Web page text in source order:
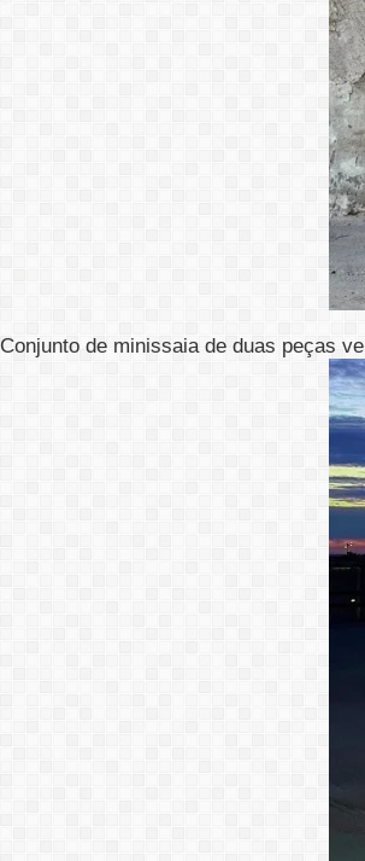
Conjunto de minissaia de duas peças